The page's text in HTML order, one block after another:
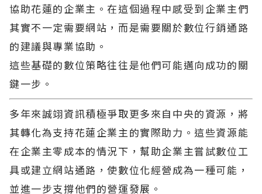
協助花蓮的企業主。在這個過程中感受到企業主們
其實不一定需要網站，而是需要關於數位行銷通路
的建議與專業協助。
這些基礎的數位策略往往是他們可能邁向成功的關
鍵一步。
多年來誠翊資訊積極爭取更多來自中央的資源，將
其轉化為支持花蓮企業主的實際助力。這些資源能
在企業主零成本的情況下，幫助企業主嘗試數位工
具或建立網站通路，使數位化經營成為一種可能，
並進一步支撐他們的營運發展。